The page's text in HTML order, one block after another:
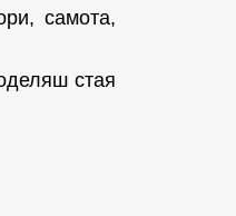
самота,
стая